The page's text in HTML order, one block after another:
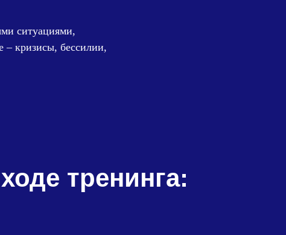
ситуациями,
– кризисы, бессилии,
тренинга: